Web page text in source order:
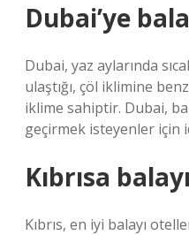
Dubai’ye
Dubai, yaz aylarında
ulaştığı, çöl iklimine
iklime sahiptir. Dubai,
geçirmek isteyenler için
Kıbrısa
Kıbrıs, en iyi balayı